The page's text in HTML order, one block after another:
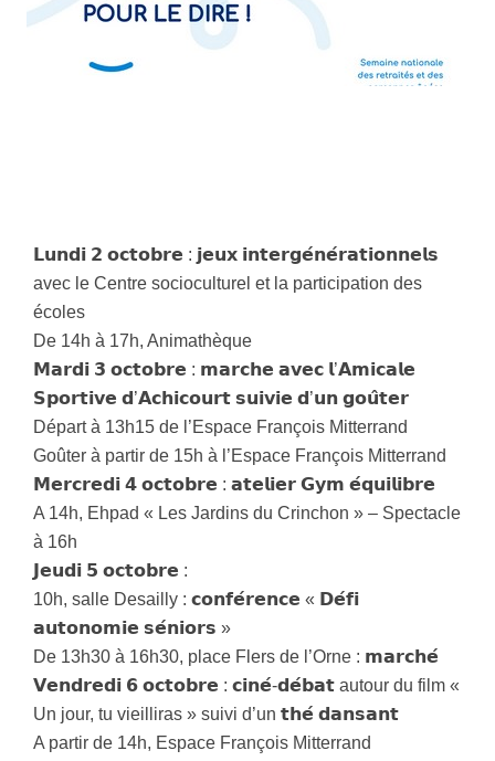
𝗟𝘂𝗻𝗱𝗶 𝟮 𝗼𝗰𝘁𝗼𝗯𝗿𝗲 : 𝗷𝗲𝘂𝘅 𝗶𝗻𝘁𝗲𝗿𝗴𝗲́𝗻𝗲́𝗿𝗮𝘁𝗶𝗼𝗻𝗻𝗲𝗹𝘀
avec le Centre socioculturel et la participation des
écoles
De 14h à 17h, Animathèque
𝗠𝗮𝗿𝗱𝗶 𝟯 𝗼𝗰𝘁𝗼𝗯𝗿𝗲 : 𝗺𝗮𝗿𝗰𝗵𝗲 𝗮𝘃𝗲𝗰 𝗹’𝗔𝗺𝗶𝗰𝗮𝗹𝗲
𝗦𝗽𝗼𝗿𝘁𝗶𝘃𝗲 𝗱’𝗔𝗰𝗵𝗶𝗰𝗼𝘂𝗿𝘁 𝘀𝘂𝗶𝘃𝗶𝗲 𝗱’𝘂𝗻 𝗴𝗼𝘂̂𝘁𝗲𝗿
Départ à 13h15 de l’Espace François Mitterrand
Goûter à partir de 15h à l’Espace François Mitterrand
𝗠𝗲𝗿𝗰𝗿𝗲𝗱𝗶 𝟰 𝗼𝗰𝘁𝗼𝗯𝗿𝗲 : 𝗮𝘁𝗲𝗹𝗶𝗲𝗿 𝗚𝘆𝗺 𝗲́𝗾𝘂𝗶𝗹𝗶𝗯𝗿𝗲
A 14h, Ehpad « Les Jardins du Crinchon » – Spectacle
à 16h
𝗝𝗲𝘂𝗱𝗶 𝟱 𝗼𝗰𝘁𝗼𝗯𝗿𝗲 :
10h, salle Desailly : 𝗰𝗼𝗻𝗳𝗲́𝗿𝗲𝗻𝗰𝗲 « 𝗗𝗲́𝗳𝗶
𝗮𝘂𝘁𝗼𝗻𝗼𝗺𝗶𝗲 𝘀𝗲́𝗻𝗶𝗼𝗿𝘀 »
De 13h30 à 16h30, place Flers de l’Orne : 𝗺𝗮𝗿𝗰𝗵𝗲́
𝗩𝗲𝗻𝗱𝗿𝗲𝗱𝗶 𝟲 𝗼𝗰𝘁𝗼𝗯𝗿𝗲 : 𝗰𝗶𝗻𝗲́-𝗱𝗲́𝗯𝗮𝘁 autour du film «
Un jour, tu vieilliras » suivi d’un 𝘁𝗵𝗲́ 𝗱𝗮𝗻𝘀𝗮𝗻𝘁
A partir de 14h, Espace François Mitterrand